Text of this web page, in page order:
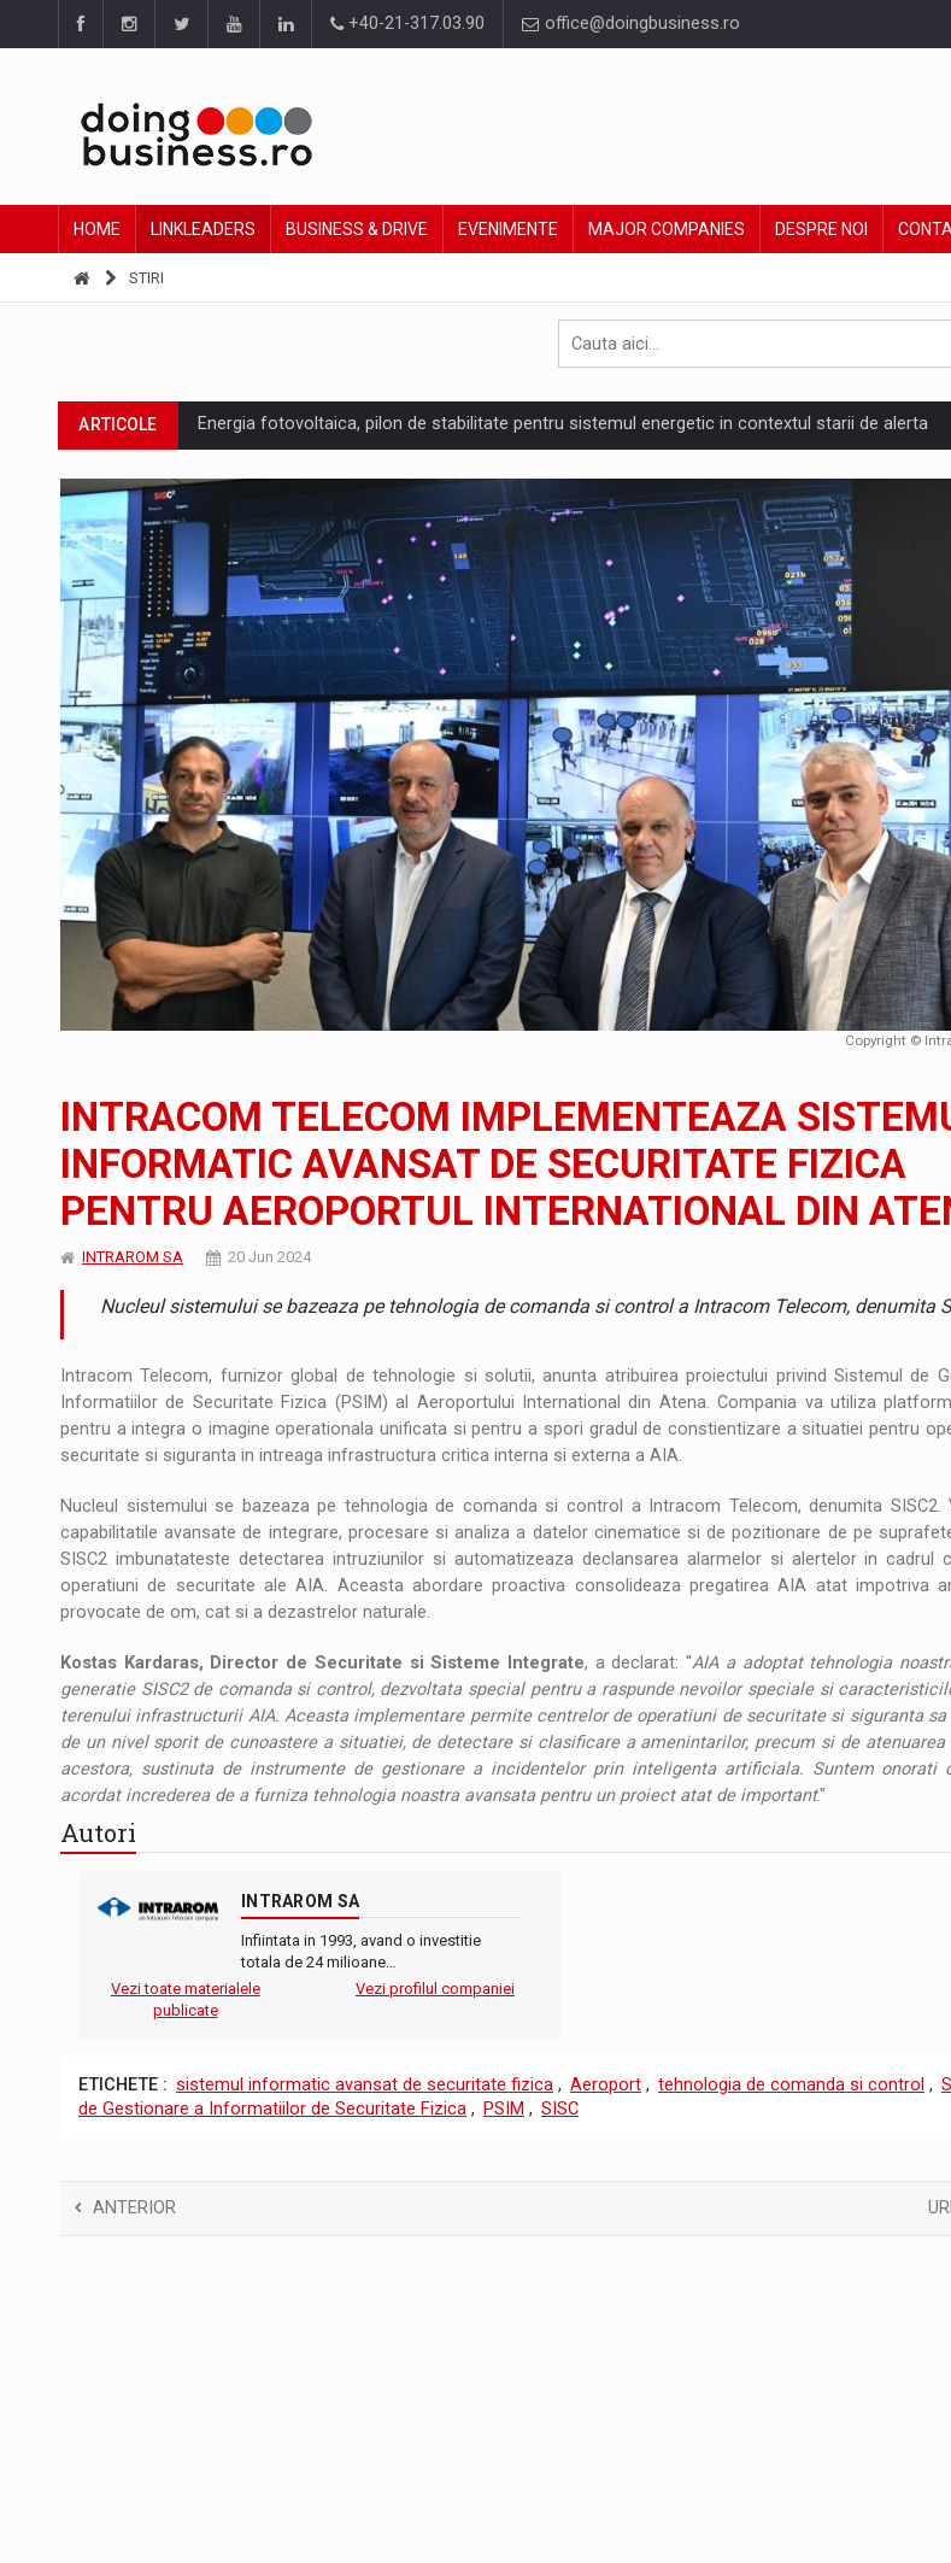
+40-21-317.03.90 office@doingbusiness.ro
HOME LINKLEADERS BUSINESS & DRIVE EVENIMENTE MAJOR COMPANIES DESPRE NOI
STIRI
ARTICOLE Energia fotovoltaica, pilon de stabilitate pentru sistemul energetic in contextul starii de alerta
ARTICOLE Cum invatam sa spunem nu intr-o cultura care pedepseste granitele?
ARTICOLE Ingredient Spotlight: What SKU Level Tracking Reveals About Bakuchiol's Evolution
ARTICOLE Producatorii si comerciantii care nu se supun noilor reglementari UE privind ambalajele pot
INTERVIURI LEADERSHIP IN MISCARE
INTERVIURI CU BATERIILE PERMANENT INCARCATE
INTERVIURI PUTTING ROMANIAN CORPORATE COMPANIES ON THE INTERNATIONAL BUSINESS SCENE
INTERVIURI OUR EDGE WILL COME FROM BEING THE MOST DIGITALIZED WHOLESALER IN ROMANIA
INTERVIURI COFFEE IS OUR LOVE LANGUAGE
STIRI Hard Enduro Piatra Craiului 2026, fueled by benzinariile RO concept OSCAR – peste 500 de
STIRI Fondul de investitii BoldMind si echipa de management a Pall-Ex, liderul pietei de transport
STIRI RANGE ROVER DEZVALUIE AL CINCILEA MEMBRU AL FAMILIEI: RANGE ROVER GT
STIRI JAECOO 5 SHS-H a ajuns in Romania
ARTICOLE Proteinmaxxing and the Future of Protein Demand
Copyright ©
INTRACOM TELECOM IMPLEMENTEAZA
INFORMATIC AVANSAT DE SECURITATE FIZICA
PENTRU AEROPORTUL INTERNATIONAL DIN
INTRAROM SA 20 Jun 2024
Nucleul sistemului se bazeaza pe tehnologia de comanda si control a Intracom Telecom, denumita
Intracom Telecom, furnizor global de tehnologie si solutii, anunta atribuirea proiectului privind Sistemul de
Informatiilor de Securitate Fizica (PSIM) al Aeroportului International din Atena. Compania va utiliza
pentru a integra o imagine operationala unificata si pentru a spori gradul de constientizare a situatiei pentru
securitate si siguranta in intreaga infrastructura critica interna si externa a AIA.
Nucleul sistemului se bazeaza pe tehnologia de comanda si control a Intracom Telecom, denumita SISC2.
capabilitatile avansate de integrare, procesare si analiza a datelor cinematice si de pozitionare de pe
SISC2 imbunatateste detectarea intruziunilor si automatizeaza declansarea alarmelor si alertelor in cadrul
operatiuni de securitate ale AIA. Aceasta abordare proactiva consolideaza pregatirea AIA atat impotriva
provocate de om, cat si a dezastrelor naturale.
Kostas Kardaras, Director de Securitate si Sisteme Integrate, a declarat: "AIA a adoptat tehnologia
generatie SISC2 de comanda si control, dezvoltata special pentru a raspunde nevoilor speciale si
terenului infrastructurii AIA. Aceasta implementare permite centrelor de operatiuni de securitate si siguranta sa
de un nivel sporit de cunoastere a situatiei, de detectare si clasificare a amenintarilor, precum si de atenuarea
acestora, sustinuta de instrumente de gestionare a incidentelor prin inteligenta artificiala. Suntem onorati
acordat increderea de a furniza tehnologia noastra avansata pentru un proiect atat de important."
Autori
INTRAROM SA
Infiintata in 1993, avand o investitie
totala de 24 milioane…
Vezi toate materialele
publicate
Vezi profilul companiei
ETICHETE : sistemul informatic avansat de securitate fizica , Aeroport , tehnologia de comanda si control ,
de Gestionare a Informatiilor de Securitate Fizica , PSIM , SISC
ANTERIOR